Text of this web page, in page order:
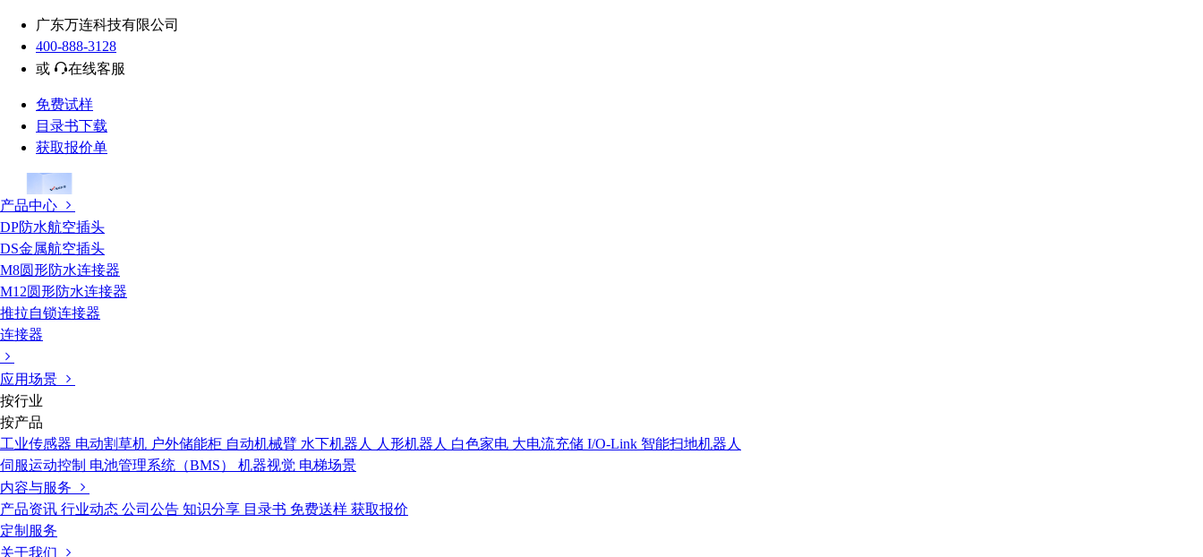
广东万连科技有限公司
400-888-3128
或
在线客服
免费试样
目录书下载
获取报价单
产品中心
DP防水航空插头
DS金属航空插头
M8圆形防水连接器
M12圆形防水连接器
推拉自锁连接器
连接器
应用场景
按行业
按产品
工业传感器 电动割草机 户外储能柜 自动机械臂 水下机器人 人形机器人 白色家电 大电流充储 I/O-Link 智能扫地机器人
伺服运动控制 电池管理系统（BMS） 机器视觉 电梯场景
内容与服务
产品资讯 行业动态 公司公告 知识分享 目录书 免费送样 获取报价
定制服务
关于我们